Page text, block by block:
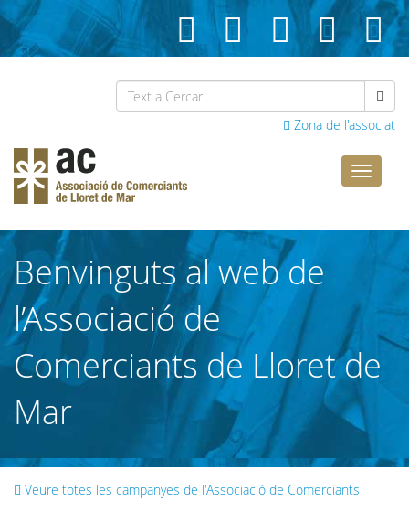
Zona de l'associat
Lloret
Benvinguts al web de
l’Associació de
Comerciants de Lloret de
Mar
Veure totes les campanyes de l'Associació de Comerciants